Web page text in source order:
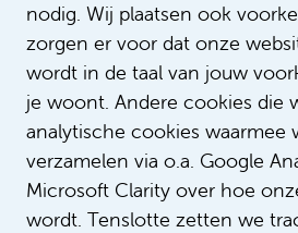
nodig. Wij plaatsen ook
zorgen er voor dat onze
wordt in de taal van jouw
je woont. Andere cookies die
analytische cookies waarmee
verzamelen via o.a. Google
Microsoft Clarity over hoe
wordt. Tenslotte zetten we